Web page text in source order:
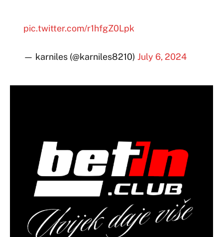
pic.twitter.com/r1hfgZ0Lpk
— karniles (@karniles8210) July 6, 2024